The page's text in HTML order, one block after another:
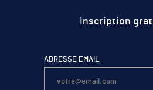
Inscription
ADRESSE EMAIL